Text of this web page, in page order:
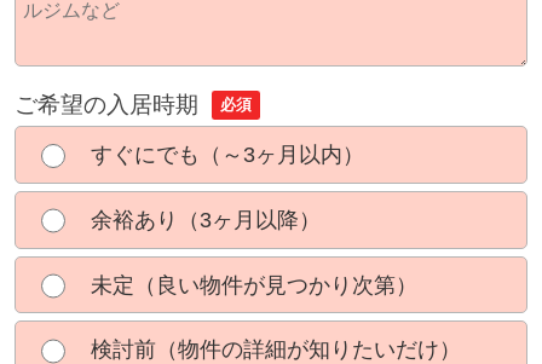
ご希望の入居時期 必須
すぐにでも（～3ヶ月以内）
余裕あり（3ヶ月以降）
未定（良い物件が見つかり次第）
検討前（物件の詳細が知りたいだけ）